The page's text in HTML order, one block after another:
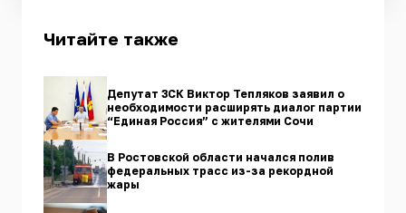
Читайте также
Депутат ЗСК Виктор Тепляков заявил о
необходимости расширять диалог партии
“Единая Россия” с жителями Сочи
В Ростовской области начался полив
федеральных трасс из-за рекордной
жары